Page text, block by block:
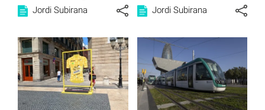
Jordi Subirana Jordi Subirana